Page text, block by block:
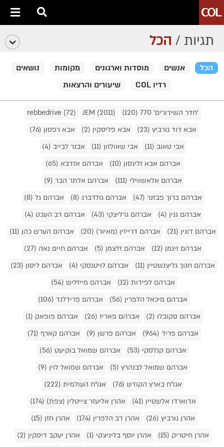
תגיות / הכל
הכל אנשים מוסדות וארגונים מקומות
נושאים
רדיו COL
שיעורים והרצאות
'חדר השידורים' 770 (120) JEM (2011)
rebbedrive (72)
אבא דוד גורביץ (23)
אבא פליסקין (2)
אבא רפסון (76)
אבי טאוב (11)
אבי שאולזון (11)
אבנר לבייב (4)
אברהם אבא זליגסון (10)
אברהם אזדבא (65)
אברהם אלאשווילי (111)
אברהם אלתר הבר (9)
אברהם ברוך פבזנר (47)
אברהם גולדברג (8)
אברהם גל (8)
אברהם גנין (4)
אברהם גרליצקי (43)
אברהם דב העכט (4)
אברהם דונין (21)
אברהם דרייזין (מאיור) (20)
אברהם הערש כהן (11)
אברהם זיגמן (12)
אברהם זלצמן (5)
אברהם חיים נאה (27)
אברהם חנוך גליצנשטיין (11)
אברהם לויטנסקי (4)
אברהם ליסון (23)
אברהם לפידות (12)
אברהם מייזליש (54)
אברהם מיכאל הלפרין (56)
אברהם פרידלנד (106)
אברהם סקובלו (2)
אברהם פאריז (26)
אברהם פופאק (1)
אברהם פריד (964)
אברהם פרשן (9)
אברהם קארף (71)
אברהם קנלסקי (53)
אברהם שמואל בוקיעט (56)
אברהם שמואל לבנהרץ (5)
אברהם שמואל לוין (9)
אגו"ח בארץ הקודש (76)
אגו"ח העולמית (222)
אדוארדו אלשטיין (41)
אהרן אליעזר צייטלין (צפת) (174)
אהרן גורביץ (26)
אהרן דב הלפרין (174)
אהרן חזן (15)
אהרן חיטריק (15)
אהרן יוסף בליניצקי (1)
אהרן יעקב דיסקין (2)